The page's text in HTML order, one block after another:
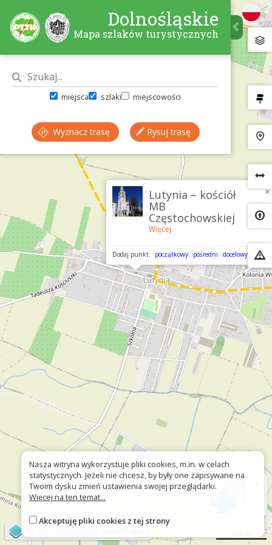
×
Lutynia – kościół
MB
Częstochowskiej
Więcej
Dodaj punkt: początkowy pośredni docelowy
Dolnośląskie
Mapa szlaków turystycznych
miejsca szlaki miejscowości
Wyznacz trasę Rysuj trasę
Nasza witryna wykorzystuje pliki cookies, m.in. w celach
statystycznych. Jeżeli nie chcesz, by były one zapisywane na
Twoim dysku zmień ustawienia swojej przeglądarki.
Więcej na ten temat...
Akceptuję pliki cookies z tej strony